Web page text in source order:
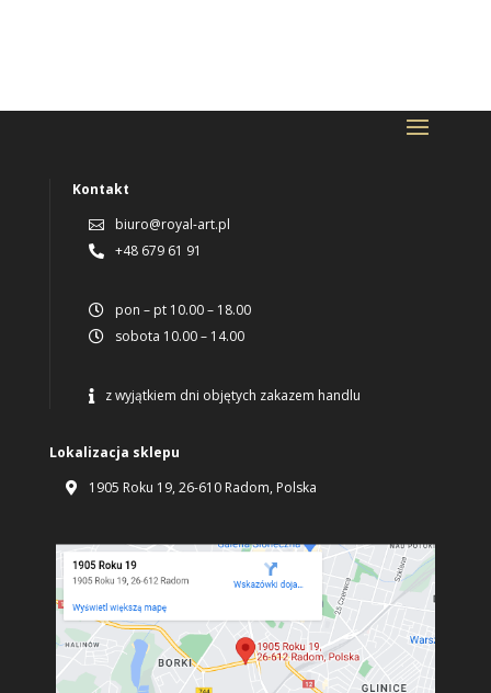
Kontakt
 biuro@royal-art.pl
 +48 679 61 91
 pon – pt 10.00 – 18.00
 sobota 10.00 – 14.00
 z wyjątkiem dni objętych zakazem handlu
Lokalizacja sklepu
 1905 Roku 19, 26-610 Radom, Polska